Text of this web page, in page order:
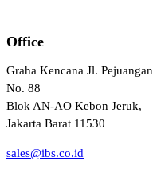
Office
Graha Kencana Jl. Pejuangan
No. 88
Blok AN-AO Kebon Jeruk,
Jakarta Barat 11530
sales@ibs.co.id